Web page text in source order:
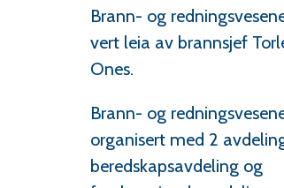
Brann- og
vert leia av brannsjef
Ones.
Brann- og
organisert med 2
beredskapsavdeling og